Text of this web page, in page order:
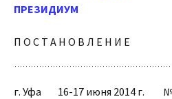
ПРЕЗИДИУМ
П О С Т А Н О В Л Е Н И Е
г. Уфа 16-17 июня 2014 г. №